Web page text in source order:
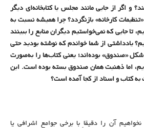
و اگر از جایی مانند مجلس یا کتابخانه‌ای دیگر
کارخانه» بازنگردد؟ چرا همیشه نسبت به
تا جایی که نمی‌خواستیم دیگران منابع را ببینند
یادداشتی از شما خواندم که نوشته بودید حتی
شکل «صندوق» بوده‌اند؛ یعنی کتاب‌ها را به‌صورت
اما ذهنیت همان صندوق بسته بوده است. این
کتاب و اسناد از کجا آمده است؟
نخواهیم آن را دقیقاً با برخی جوامع اشرافی یا